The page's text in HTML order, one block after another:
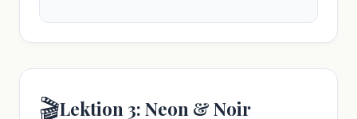
🎬Lektion 3: Neon & Noir